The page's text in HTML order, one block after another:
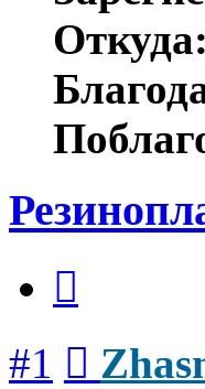
Откуда:
#1